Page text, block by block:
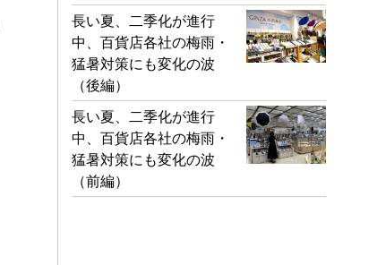
長い夏、二季化が進行
中、百貨店各社の梅雨・
猛暑対策にも変化の波
（後編）
長い夏、二季化が進行
中、百貨店各社の梅雨・
猛暑対策にも変化の波
（前編）